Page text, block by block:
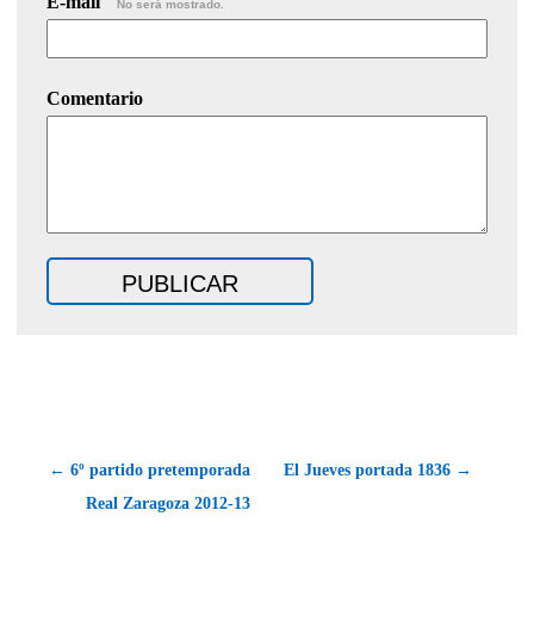
No será mostrado.
Comentario
← 6º partido pretemporada
Real Zaragoza 2012-13
El Jueves portada 1836 →